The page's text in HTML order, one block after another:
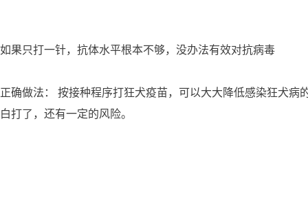
如果只打一针，抗体水平根本不够，没办法有效对抗病毒
正确做法： 按接种程序打狂犬疫苗，可以大大降低感染狂犬病
白打了，还有一定的风险。